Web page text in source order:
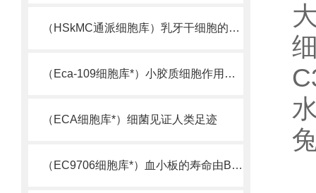
（HSkMC通派细胞库）乳牙干细胞的又一来源
（Eca-109细胞库*）小胶质细胞作用机制被揭示
（ECA细胞库*）细菌见证人类足迹
（EC9706细胞库*）血小板的寿命由Bcl-xL决定